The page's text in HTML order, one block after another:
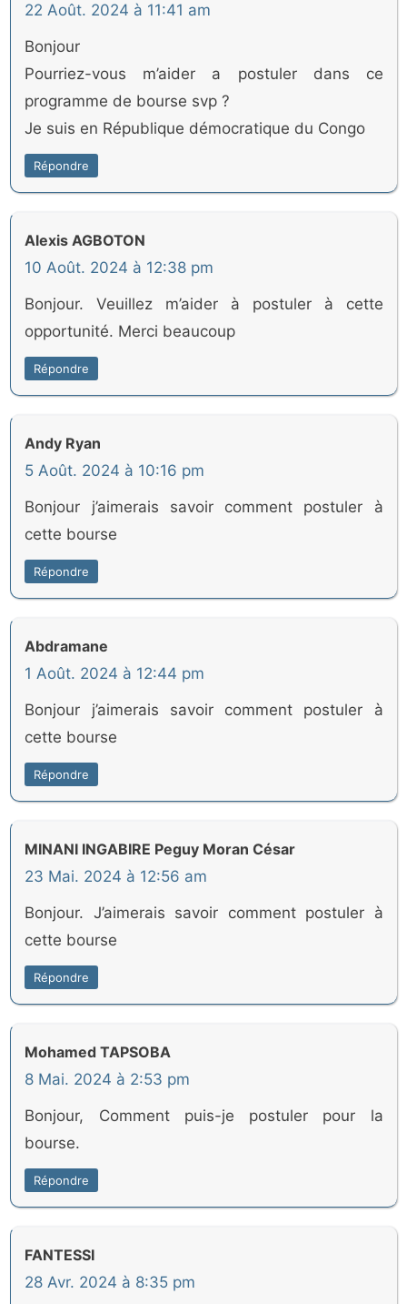
22 Août. 2024 à 11:41 am
Bonjour
Pourriez-vous m’aider a postuler dans ce
programme de bourse svp ?
Je suis en République démocratique du Congo
Répondre
Alexis AGBOTON
10 Août. 2024 à 12:38 pm
Bonjour. Veuillez m’aider à postuler à cette
opportunité. Merci beaucoup
Répondre
Andy Ryan
5 Août. 2024 à 10:16 pm
Bonjour j’aimerais savoir comment postuler à
cette bourse
Répondre
Abdramane
1 Août. 2024 à 12:44 pm
Bonjour j’aimerais savoir comment postuler à
cette bourse
Répondre
MINANI INGABIRE Peguy Moran César
23 Mai. 2024 à 12:56 am
Bonjour. J’aimerais savoir comment postuler à
cette bourse
Répondre
Mohamed TAPSOBA
8 Mai. 2024 à 2:53 pm
Bonjour, Comment puis-je postuler pour la
bourse.
Répondre
FANTESSI
28 Avr. 2024 à 8:35 pm